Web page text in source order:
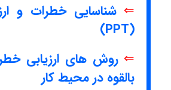
⇐شناسایی خطرات و
(PPT)
⇐روش های ارزیابی
بالقوه در محیط کار